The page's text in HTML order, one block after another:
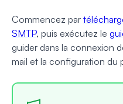
Commencez par
SMTP, puis exécutez le
guider dans la connexion
mail et la configuration du